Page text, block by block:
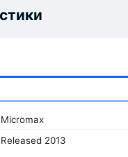
Micromax
Released 2013